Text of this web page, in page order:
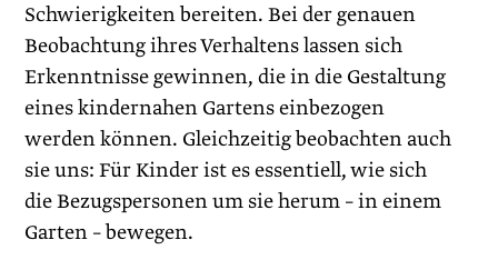
Schwierigkeiten bereiten. Bei der genauen
Beobachtung ihres Verhaltens lassen sich
Erkenntnisse gewinnen, die in die Gestaltung
eines kindernahen Gartens einbezogen
werden können. Gleichzeitig beobachten auch
sie uns: Für Kinder ist es essentiell, wie sich
die Bezugspersonen um sie herum – in einem
Garten – bewegen.